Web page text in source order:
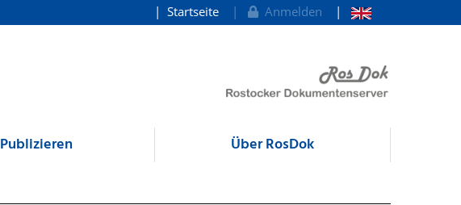
Startseite Anmelden
Publizieren Über RosDok